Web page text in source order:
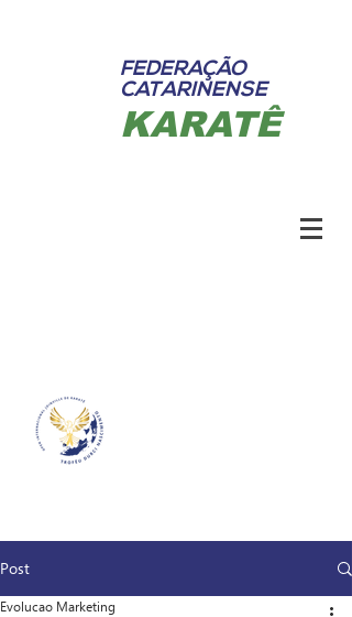
FEDERAÇÃO
CATARINENSE
KARATÊ
Post
Evolucao Marketing